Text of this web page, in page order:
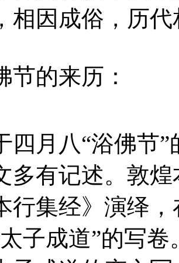
相因成俗，历
节的来历：
月八“浴佛节”
多有记述。敦
行集经》演绎
子成道”的写